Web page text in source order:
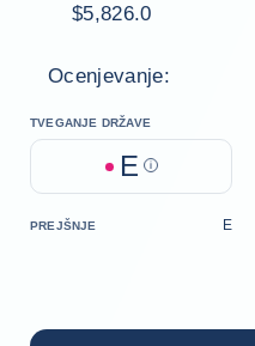
$5,826.0
Ocenjevanje:
TVEGANJE DRŽAVE
E Help
PREJŠNJE E